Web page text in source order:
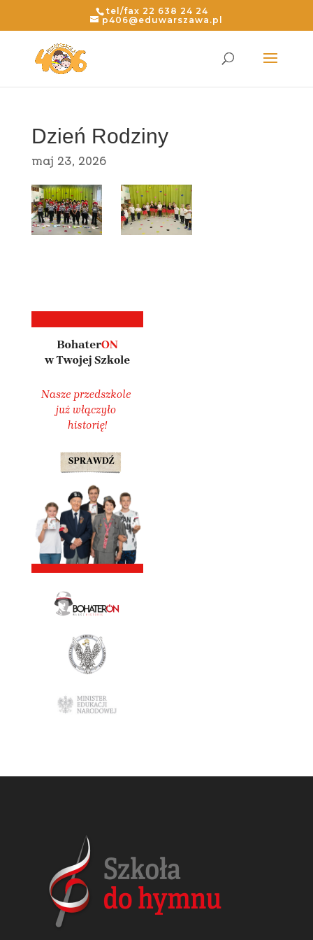
content
tel/fax 22 638 24 24
p406@eduwarszawa.pl
Dzień Rodziny
maj 23, 2026